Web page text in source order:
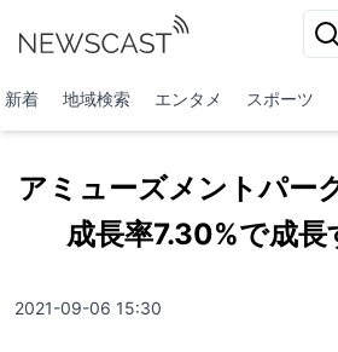
新着 地域検索 エンタメ スポーツ
アミューズメントパー
成長率7.30%で成長
2021-09-06 15:30